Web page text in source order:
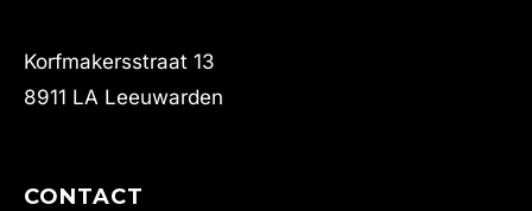
Korfmakersstraat 13
8911 LA Leeuwarden
CONTACT